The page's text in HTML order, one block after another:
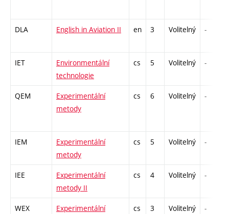
DLA English in Aviation II en 3 Volitelný -
IET
Environmentální
technologie
cs 5 Volitelný -
QEM
Experimentální
metody
cs 6 Volitelný -
IEM
Experimentální
metody
cs 5 Volitelný -
IEE
Experimentální
metody II
cs 4 Volitelný -
WEX
Experimentální
cs 3 Volitelný -